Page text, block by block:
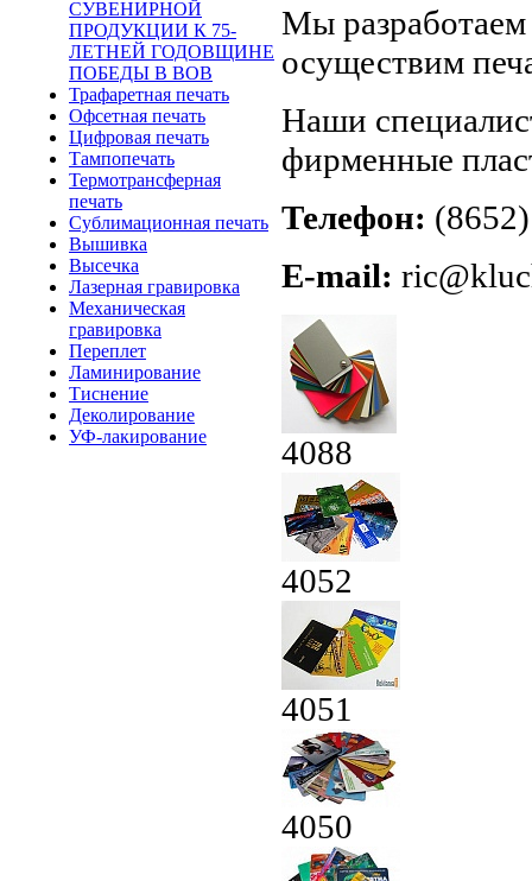
СУВЕНИРНОЙ
ПРОДУКЦИИ К 75-
ЛЕТНЕЙ ГОДОВЩИНЕ
ПОБЕДЫ В ВОВ
Трафаретная печать
Офсетная печать
Цифровая печать
Тампопечать
Термотрансферная
печать
Сублимационная печать
Вышивка
Высечка
Лазерная гравировка
Механическая
гравировка
Переплет
Ламинирование
Тиснение
Деколирование
УФ-лакирование
Мы
осуществим
Наши
фирменные
Телефон:
E-mail:
4088
4052
4051
4050